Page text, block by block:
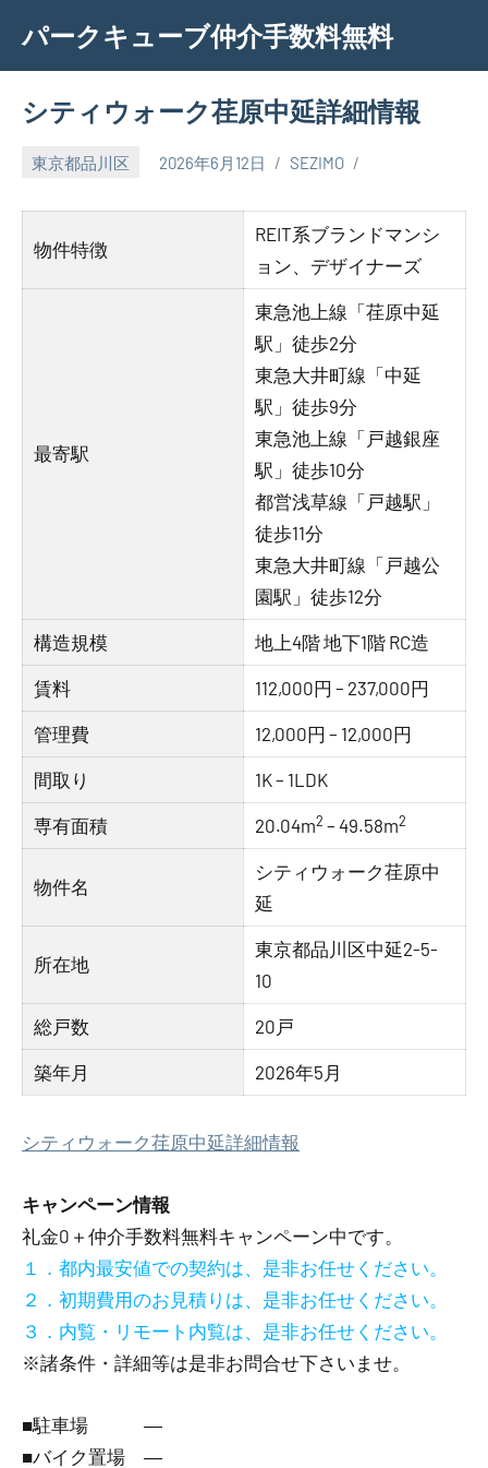
content
パークキューブ仲介手数料無料
シティウォーク荏原中延詳細情報
東京都品川区 2026年6月12日 SEZIMO
物件特徴
REIT系ブランドマンシ
ョン、デザイナーズ
最寄駅
東急池上線「荏原中延
駅」徒歩2分
東急大井町線「中延
駅」徒歩9分
東急池上線「戸越銀座
駅」徒歩10分
都営浅草線「戸越駅」
徒歩11分
東急大井町線「戸越公
園駅」徒歩12分
構造規模 地上4階 地下1階 RC造
賃料 112,000円 – 237,000円
管理費 12,000円 – 12,000円
間取り 1K – 1LDK
専有面積 20.04m2 – 49.58m2
物件名
シティウォーク荏原中
延
所在地
東京都品川区中延2-5-
10
総戸数 20戸
築年月 2026年5月
シティウォーク荏原中延詳細情報
キャンペーン情報
礼金0 ＋ 仲介手数料無料キャンペーン中です。
１．都内最安値での契約は、是非お任せください。
２．初期費用のお見積りは、是非お任せください。
３．内覧・リモート内覧は、是非お任せください。
※諸条件・詳細等は是非お問合せ下さいませ。
■駐車場 ―
■バイク置場 ―